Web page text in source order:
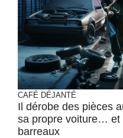
CAFÉ DÉJANTÉ
Il dérobe des pièces
sa propre voiture… et
barreaux